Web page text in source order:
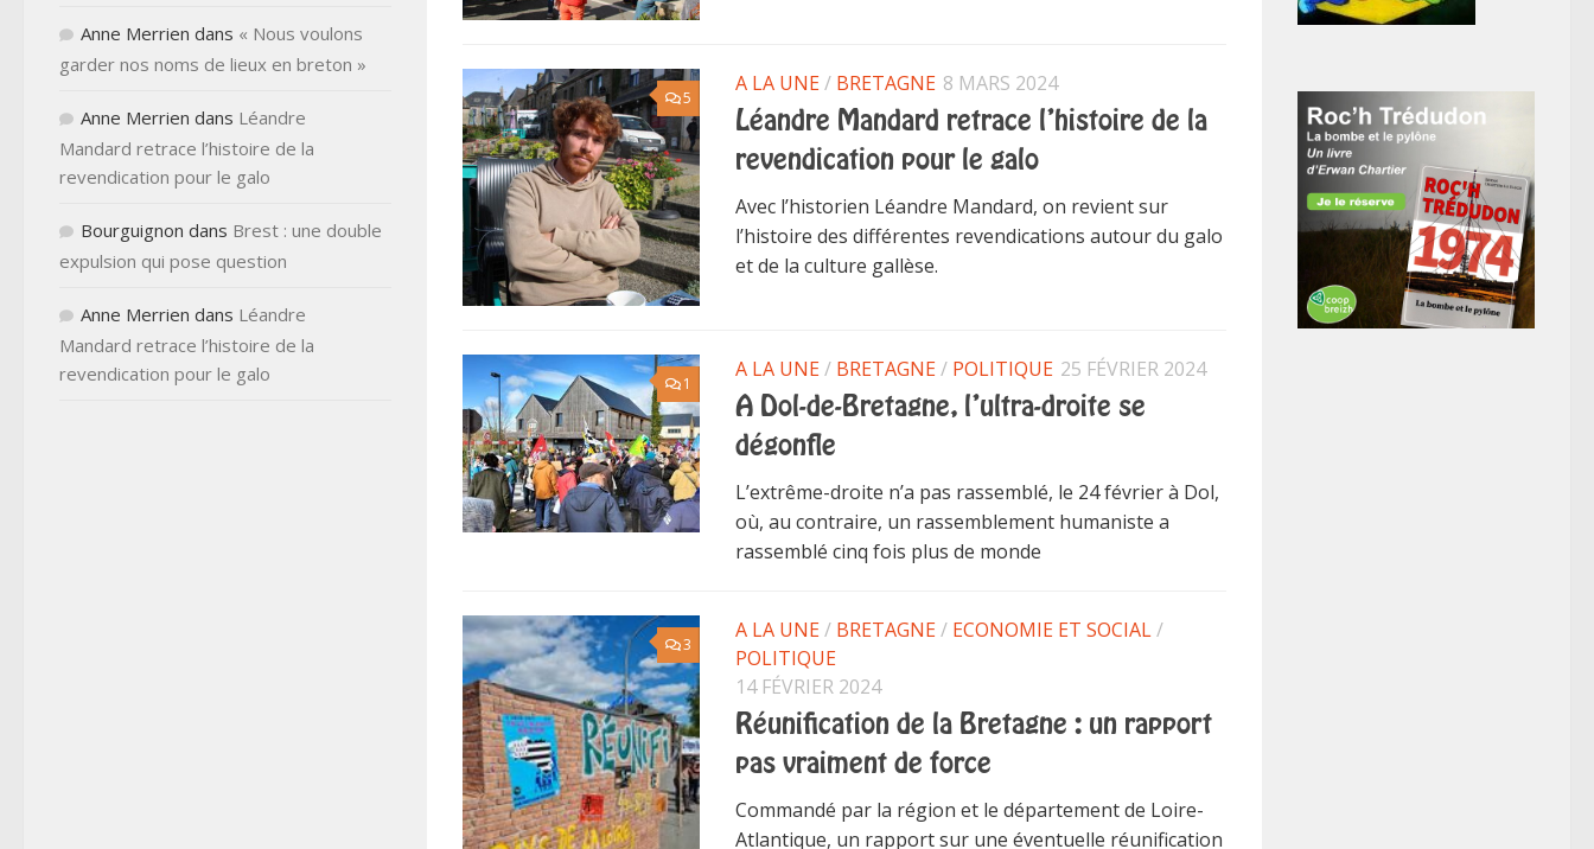
5
A LA UNE/ BRETAGNE 8 MARS 2024
Léandre Mandard retrace l’histoire de la
revendication pour le galo
Avec l’historien Léandre Mandard, on revient sur
l’histoire des différentes revendications autour du galo
et de la culture gallèse.
1
A LA UNE/ BRETAGNE/ POLITIQUE 25 FÉVRIER 2024
A Dol-de-Bretagne, l’ultra-droite se
dégonfle
L’extrême-droite n’a pas rassemblé, le 24 février à Dol,
où, au contraire, un rassemblement humaniste a
rassemblé cinq fois plus de monde
3
A LA UNE/ BRETAGNE/ ECONOMIE ET SOCIAL/
POLITIQUE
14 FÉVRIER 2024
Réunification de la Bretagne : un rapport
pas vraiment de force
Commandé par la région et le département de Loire-
Atlantique, un rapport sur une éventuelle réunification
Anne Merrien dans « Nous voulons
garder nos noms de lieux en breton »
Anne Merrien dans Léandre
Mandard retrace l’histoire de la
revendication pour le galo
Bourguignon dans Brest : une double
expulsion qui pose question
Anne Merrien dans Léandre
Mandard retrace l’histoire de la
revendication pour le galo